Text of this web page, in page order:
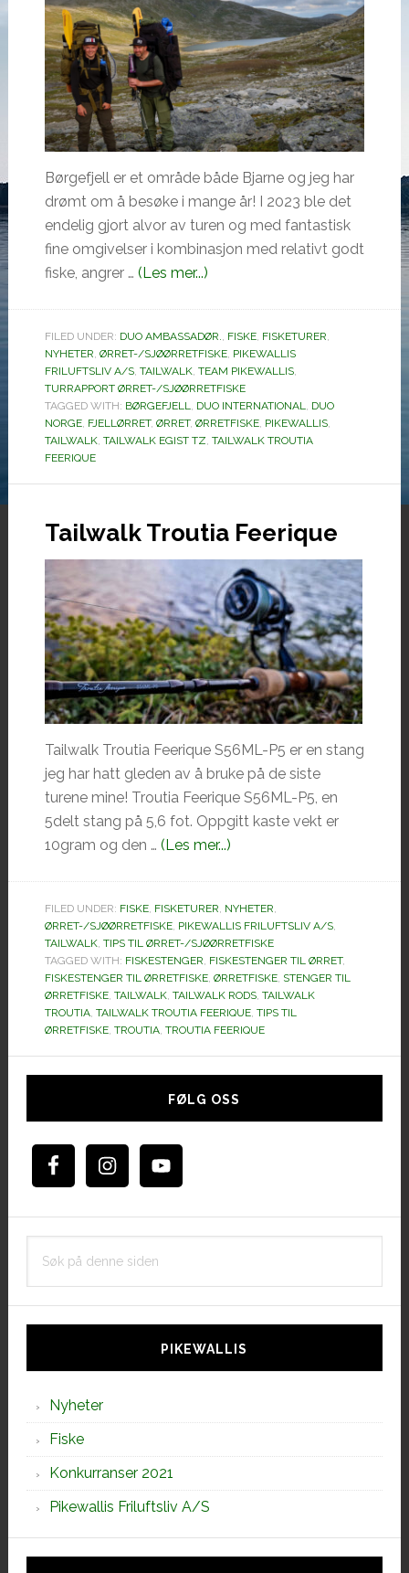
Børgefjell er et område både Bjarne og jeg har
drømt om å besøke i mange år! I 2023 ble det
endelig gjort alvor av turen og med fantastisk
fine omgivelser i kombinasjon med relativt godt
fiske, angrer … (Les mer...)omBørgefjell!
FILED UNDER: DUO AMBASSADØR., FISKE, FISKETURER,
NYHETER, ØRRET-/SJØØRRETFISKE, PIKEWALLIS
FRILUFTSLIV A/S, TAILWALK, TEAM PIKEWALLIS,
TURRAPPORT ØRRET-/SJØØRRETFISKE
TAGGED WITH: BØRGEFJELL, DUO INTERNATIONAL, DUO
NORGE, FJELLØRRET, ØRRET, ØRRETFISKE, PIKEWALLIS,
TAILWALK, TAILWALK EGIST TZ, TAILWALK TROUTIA
FEERIQUE
Tailwalk Troutia Feerique
Tailwalk Troutia Feerique S56ML-P5 er en stang
jeg har hatt gleden av å bruke på de siste
turene mine! Troutia Feerique S56ML-P5, en
5delt stang på 5,6 fot. Oppgitt kaste vekt er
10gram og den … (Les mer...)omTailwalk
FILED UNDER: FISKE, FISKETURER, NYHETER,
ØRRET-/SJØØRRETFISKE, PIKEWALLIS FRILUFTSLIV A/S,
TAILWALK, TIPS TIL ØRRET-/SJØØRRETFISKE
TAGGED WITH: FISKESTENGER, FISKESTENGER TIL ØRRET,
FISKESTENGER TIL ØRRETFISKE, ØRRETFISKE, STENGER TIL
ØRRETFISKE, TAILWALK, TAILWALK RODS, TAILWALK
TROUTIA, TAILWALK TROUTIA FEERIQUE, TIPS TIL
ØRRETFISKE, TROUTIA, TROUTIA FEERIQUE
Hoved
FØLG OSS
PIKEWALLIS
Nyheter
Fiske
Konkurranser 2021
Pikewallis Friluftsliv A/S